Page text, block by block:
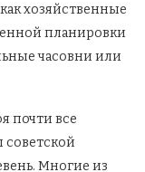
хозяйственные
планировки
часовни или
почти все
Многие из